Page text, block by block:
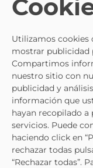
Utilizamos cookies
mostrar publicidad
Compartimos
nuestro sitio con
publicidad y
información que
hayan recopilado a
servicios. Puede
haciendo click en
rechazar todas
“Rechazar todas”.